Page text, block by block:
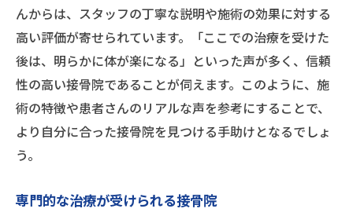
んからは、スタッフの丁寧な説明や施術の効果に対する
高い評価が寄せられています。「ここでの治療を受けた
後は、明らかに体が楽になる」といった声が多く、信頼
性の高い接骨院であることが伺えます。このように、施
術の特徴や患者さんのリアルな声を参考にすることで、
より自分に合った接骨院を見つける手助けとなるでしょ
う。
専門的な治療が受けられる接骨院